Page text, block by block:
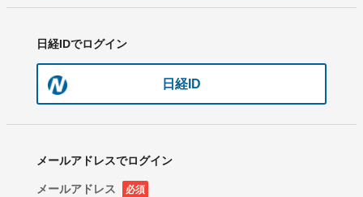
日経IDでログイン
日経ID
メールアドレスでログイン
メールアドレス 必須